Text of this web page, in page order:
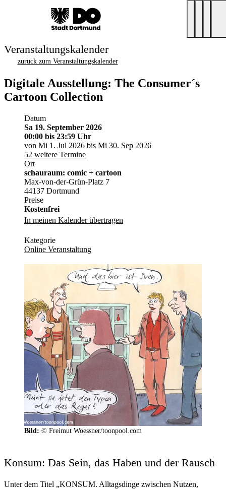
Veranstaltungskalender
zurück zum Veranstaltungskalender
Digitale Ausstellung: The Consumer´s
Cartoon Collection
Datum
Sa 19. September 2026
00:00 bis 23:59 Uhr
von Mi 1. Jul 2026 bis Mi 30. Sep 2026
52 weitere Termine
Ort
schauraum: comic + cartoon
Max-von-der-Grün-Platz 7
44137 Dortmund
Preise
Kostenfrei
In meinen Kalender übertragen
Kategorie
Online Veranstaltung
Bild: © Freimut Woessner/toonpool.com
Konsum: Das Sein, das Haben und der Rausch
Unter dem Titel „KONSUM. Alltagsdinge zwischen Nutzen,